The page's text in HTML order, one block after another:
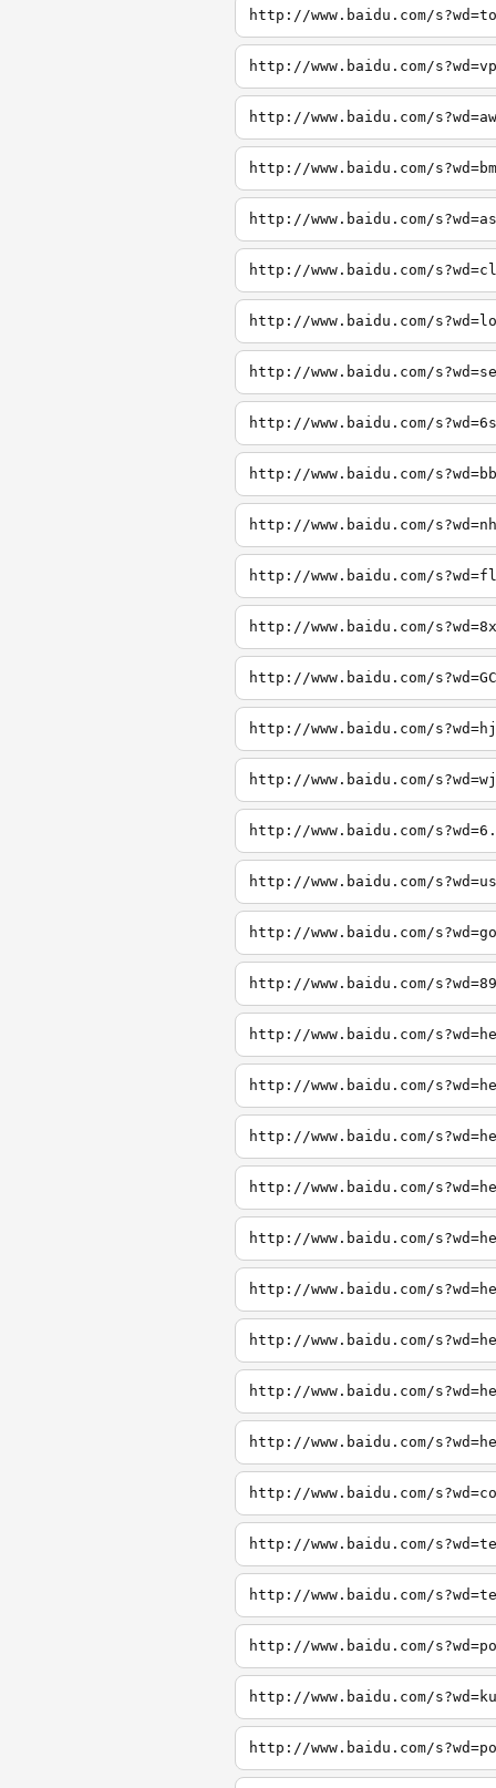
http://www.baidu.com/
http://www.baidu.com/
http://www.baidu.com/
http://www.baidu.com/
http://www.baidu.com/
http://www.baidu.com/
http://www.baidu.com/
http://www.baidu.com/
http://www.baidu.com/
http://www.baidu.com/
http://www.baidu.com/
http://www.baidu.com/
http://www.baidu.com/
http://www.baidu.com/
http://www.baidu.com/
http://www.baidu.com/
http://www.baidu.com/
http://www.baidu.com/
http://www.baidu.com/
http://www.baidu.com/
http://www.baidu.com/
http://www.baidu.com/
http://www.baidu.com/
http://www.baidu.com/
http://www.baidu.com/
http://www.baidu.com/
http://www.baidu.com/
http://www.baidu.com/
http://www.baidu.com/
http://www.baidu.com/
http://www.baidu.com/
http://www.baidu.com/
http://www.baidu.com/
http://www.baidu.com/
http://www.baidu.com/